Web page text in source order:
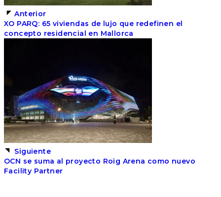
Anterior
XO PARQ: 65 viviendas de lujo que redefinen el
concepto residencial en Mallorca
Siguiente
OCN se suma al proyecto Roig Arena como nuevo
Facility Partner